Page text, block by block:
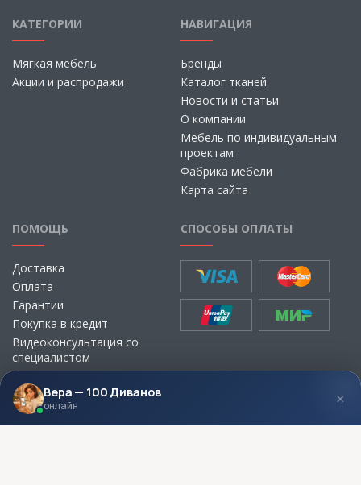
КАТЕГОРИИ
Мягкая мебель
Акции и распродажи
НАВИГАЦИЯ
Бренды
Каталог тканей
Новости и статьи
О компании
Мебель по индивидуальным
проектам
Фабрика мебели
Карта сайта
ПОМОЩЬ
Доставка
Оплата
Гарантии
Покупка в кредит
Видеоконсультация со
специалистом
Выбор ткани для мебели без
визита в магазин
СПОСОБЫ ОПЛАТЫ
МЫ В СОЦСЕТЯХ КОНТАКТЫ
Вера — 100 Диванов
онлайн ×